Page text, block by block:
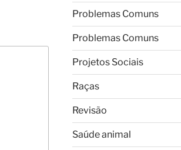
Problemas Comuns
Problemas Comuns
Projetos Sociais
Raças
Revisão
Saúde animal